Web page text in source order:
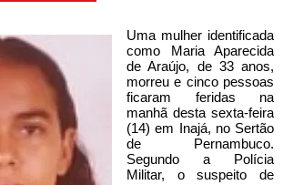
Uma mulher identificada
como Maria Aparecida
de Araújo, de 33 anos,
morreu e cinco pessoas
ficaram feridas na
manhã desta sexta-feira
(14) em Inajá, no Sertão
de Pernambuco.
Segundo a Polícia
Militar, o suspeito de